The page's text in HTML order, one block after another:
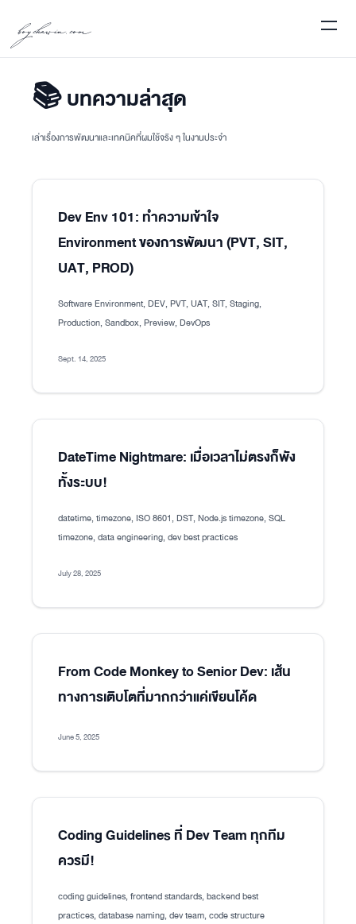
boychawin.com
📚 บทความล่าสุด
เล่าเรื่องการพัฒนาและเทคนิคที่ผมใช้จริง ๆ ในงานประจำ
Dev Env 101: ทำความเข้าใจ
Environment ของการพัฒนา (PVT, SIT,
UAT, PROD)
Software Environment, DEV, PVT, UAT, SIT, Staging,
Production, Sandbox, Preview, DevOps
Sept. 14, 2025
DateTime Nightmare: เมื่อเวลาไม่ตรงก็พัง
ทั้งระบบ!
datetime, timezone, ISO 8601, DST, Node.js timezone, SQL
timezone, data engineering, dev best practices
July 28, 2025
From Code Monkey to Senior Dev: เส้น
ทางการเติบโตที่มากกว่าแค่เขียนโค้ด
June 5, 2025
Coding Guidelines ที่ Dev Team ทุกทีม
ควรมี!
coding guidelines, frontend standards, backend best
practices, database naming, dev team, code structure